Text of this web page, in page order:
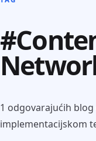
1 odgovarajućih
implementacijskom